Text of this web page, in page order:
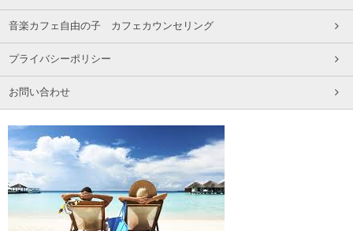
音楽カフェ自由の子 カフェカウンセリング
プライバシーポリシー
お問い合わせ